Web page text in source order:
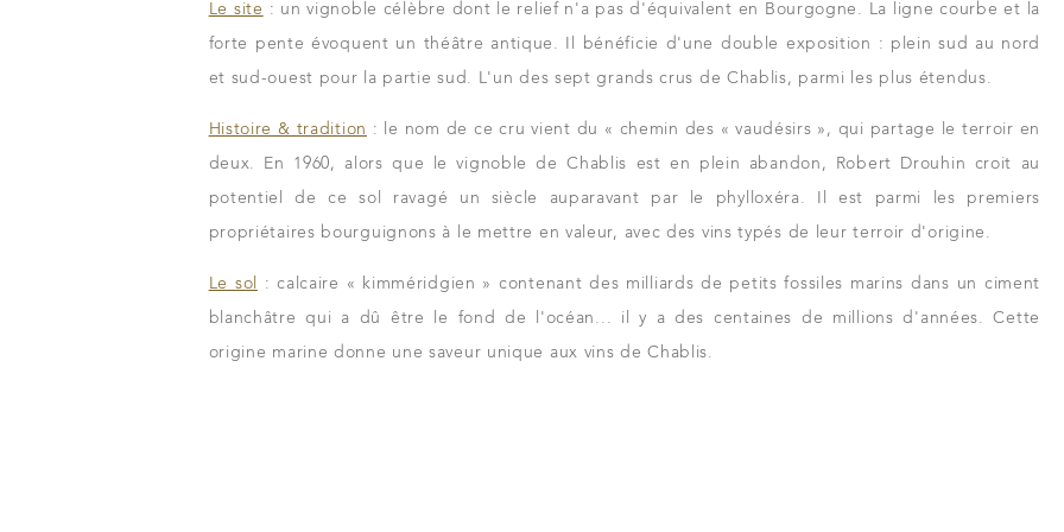
Nos vins
les instants
Le site : un vignoble célèbre dont le relief n'a pas d'équivalent en Bourgogne. La ligne courbe et la
forte pente évoquent un théâtre antique. Il bénéficie d'une double exposition : plein sud au nord
et sud-ouest pour la partie sud. L'un des sept grands crus de Chablis, parmi les plus étendus.
Histoire & tradition : le nom de ce cru vient du « chemin des « vaudésirs », qui partage le terroir en
deux. En 1960, alors que le vignoble de Chablis est en plein abandon, Robert Drouhin croit au
potentiel de ce sol ravagé un siècle auparavant par le phylloxéra. Il est parmi les premiers
propriétaires bourguignons à le mettre en valeur, avec des vins typés de leur terroir d'origine.
Le sol
: calcaire « kimméridgien » contenant des milliards de petits fossiles marins dans un ciment
blanchâtre qui a dû être le fond de l'océan... il y a des centaines de millions d'années. Cette
origine marine donne une saveur unique aux vins de Chablis.